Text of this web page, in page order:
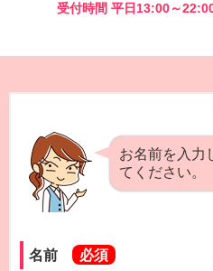
受付時間 平日13:00～
お名前を入力
てください。
名前